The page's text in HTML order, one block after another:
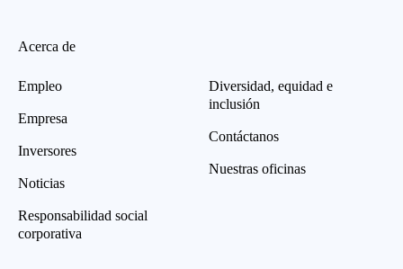
Acerca de
Empleo
Empresa
Inversores
Noticias
Responsabilidad social
corporativa
Diversidad, equidad e
inclusión
Contáctanos
Nuestras oficinas